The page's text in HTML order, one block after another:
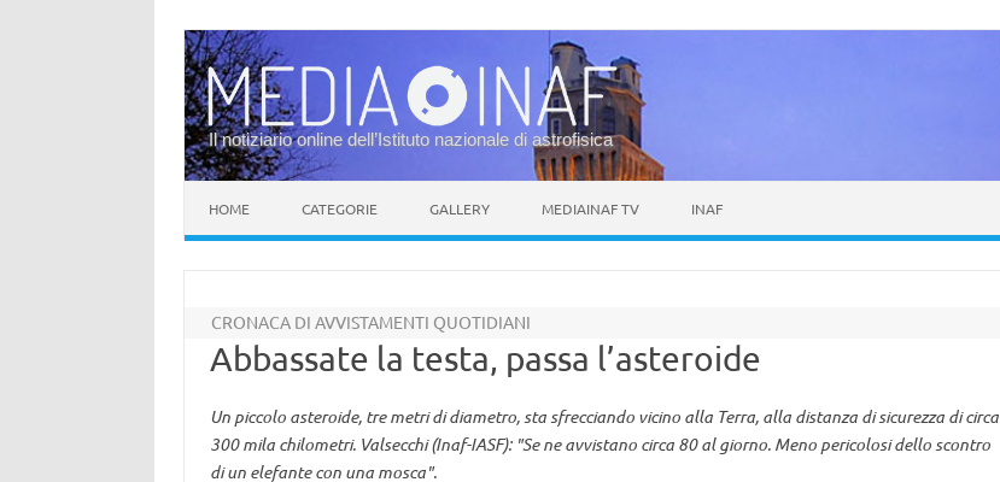
Il notiziario online dell’Istituto nazionale di astrofisica
HOME CATEGORIE GALLERY MEDIAINAF TV INAF
CRONACA DI AVVISTAMENTI QUOTIDIANI
Abbassate la testa, passa l’asteroide
Un piccolo asteroide, tre metri di diametro, sta sfrecciando vicino alla Terra, alla distanza di sicurezza di circa
300 mila chilometri. Valsecchi (Inaf-IASF): "Se ne avvistano circa 80 al giorno. Meno pericolosi dello scontro
di un elefante con una mosca".